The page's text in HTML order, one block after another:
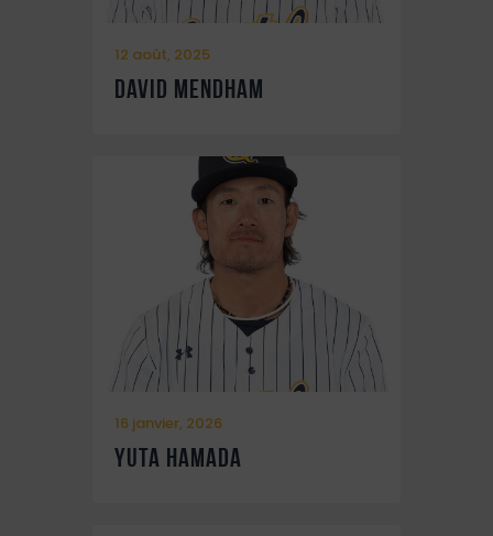
12 août, 2025
David Mendham
16 janvier, 2026
Yuta Hamada